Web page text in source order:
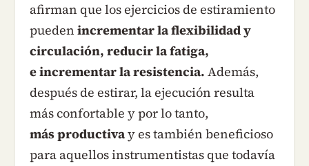
afirman que los ejercicios de estiramiento
pueden incrementar la flexibilidad y
circulación, reducir la fatiga,
e incrementar la resistencia. Además,
después de estirar, la ejecución resulta
más confortable y por lo tanto,
más productivay es también beneficioso
para aquellos instrumentistas que todavía